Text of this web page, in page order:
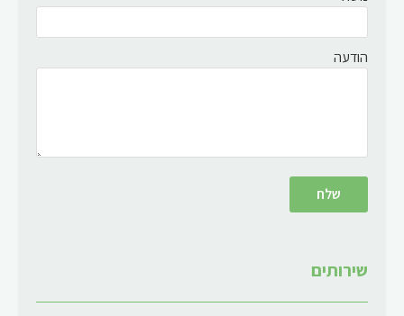
הודעה
שירותים